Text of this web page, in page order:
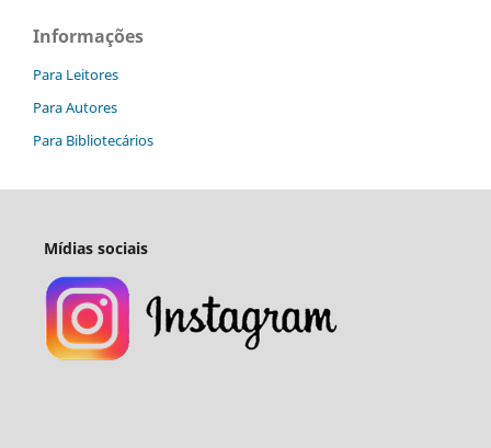
Informações
Para Leitores
Para Autores
Para Bibliotecários
Mídias sociais